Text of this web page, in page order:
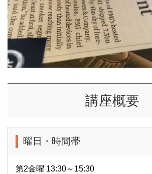
講座概要
曜日・時間帯
第2金曜 13:30～15:30